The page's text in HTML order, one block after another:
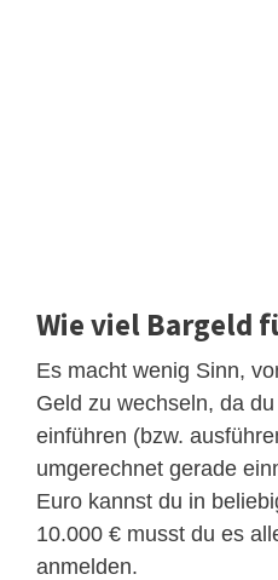
Wie viel Bargeld
Es macht wenig Sinn,
Geld zu wechseln, da
einführen (bzw.
umgerechnet gerade
Euro kannst du in
10.000 € musst du es
anmelden.